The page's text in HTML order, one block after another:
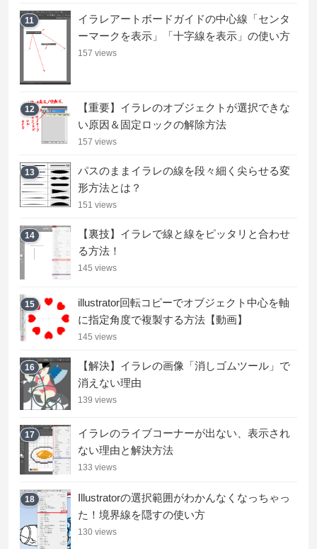
11
イラレアートボードガイドの中心線「センタ
ーマークを表示」「十字線を表示」の使い方
157 views
12
【重要】イラレのオブジェクトが選択できな
い原因＆固定ロックの解除方法
157 views
13
パスのままイラレの線を段々細く尖らせる変
形方法とは？
151 views
14
【裏技】イラレで線と線をピッタリと合わせ
る方法！
145 views
15
illustrator回転コピーでオブジェクト中心を軸
に指定角度で複製する方法【動画】
145 views
16
【解決】イラレの画像「消しゴムツール」で
消えない理由
139 views
17
イラレのライブコーナーが出ない、表示され
ない理由と解決方法
133 views
18
Illustratorの選択範囲がわかんなくなっちゃっ
た！境界線を隠すの使い方
130 views